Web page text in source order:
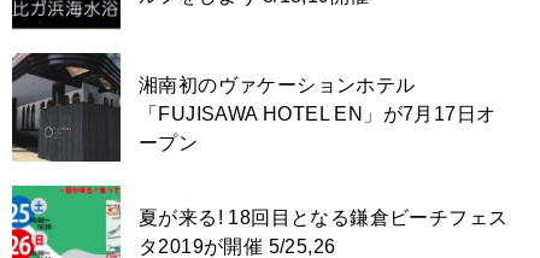
湘南初のヴァケーションホテル
「FUJISAWA HOTEL EN」が7月17日オ
ープン
夏が来る! 18回目となる鎌倉ビーチフェス
タ2019が開催 5/25,26